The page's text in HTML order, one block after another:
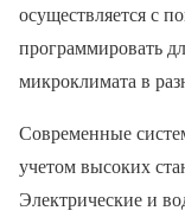
осуществляется с
программировать
микроклимата в
Современные
учетом высоких
Электрические и